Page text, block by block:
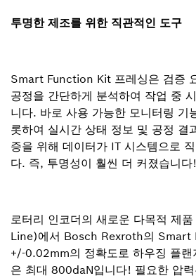
투명한 제조를 위한 직관적인 도구
Smart Function Kit 프레싱은 검증
공정을 간단하게 분석하여 작업 중
니다. 바로 사용 가능한 모니터링 기
롯하여 실시간 상태 정보 및 공정 결
증을 위해 데이터가 IT 시스템으로
다. 즉, 투명성이 훨씬 더 커졌습니다!
로터리 인코더의 새로운 다목적 제
Line)에서 Bosch Rexroth의 Smart
+/-0.02mm의 정확도로 하우징 플랜
은 최대 800daN입니다! 필요한 압